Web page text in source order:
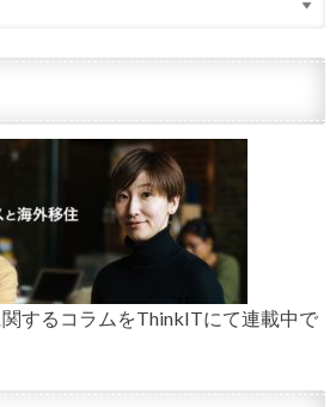
するコラムをThinkITにて連載中で